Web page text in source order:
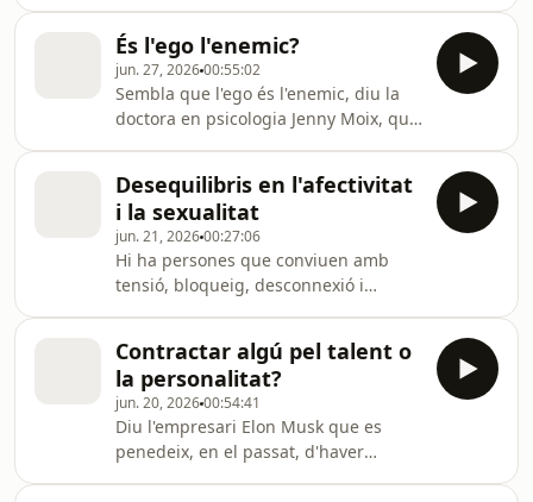
psicòloga Noemí Calvo. Amb la
col·laboració de Sergi Torres.
social, el JOMO celebra tot el contrari:
la desconnexió i el fet de no actuar.
Gaspar Hernández en parla amb Joan
Evaristo Valls Boix, que ha publicat
"JOMO", de l'editorial Anagrama.
És l'ego l'enemic?
jun. 27, 202600:55:02
Sembla que l'ego és l'enemic, diu la
doctora en psicologia Jenny Moix, que
per conèixer el nostre ego. Gaspar
Hernández en parla amb la Jenny
Moix i la psicòloga Joana Frigolé. Amb
la col·laboració de Sergi Torres.
Desequilibris en l'afectivitat
i la sexualitat
jun. 21, 202600:27:06
Hi ha persones que conviuen amb
tensió, bloqueig, desconnexió i
d'estar en alerta, sense acabar
d'entendre del tot què els passa. El
programa analitza algunes possibles
causes d'aquests desequilibris, amb
Xavier Serrano, psicòleg i sexòleg.
Contractar algú pel talent o
la personalitat?
jun. 20, 202600:54:41
Diu l'empresari Elon Musk que es
penedeix, en el passat, d'haver